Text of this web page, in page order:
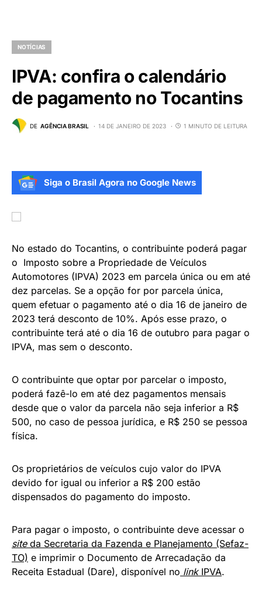
NOTÍCIAS
IPVA: confira o calendário
de pagamento no Tocantins
DE AGÊNCIA BRASIL 14 DE JANEIRO DE 2023 1 MINUTO DE LEITURA
Siga o Brasil Agora no Google News
No estado do Tocantins, o contribuinte poderá pagar
o Imposto sobre a Propriedade de Veículos
Automotores (IPVA) 2023 em parcela única ou em até
dez parcelas. Se a opção for por parcela única,
quem efetuar o pagamento até o dia 16 de janeiro de
2023 terá desconto de 10%. Após esse prazo, o
contribuinte terá até o dia 16 de outubro para pagar o
IPVA, mas sem o desconto.
O contribuinte que optar por parcelar o imposto,
poderá fazê-lo em até dez pagamentos mensais
desde que o valor da parcela não seja inferior a R$
500, no caso de pessoa jurídica, e R$ 250 se pessoa
física.
Os proprietários de veículos cujo valor do IPVA
devido for igual ou inferior a R$ 200 estão
dispensados do pagamento do imposto.
Para pagar o imposto, o contribuinte deve acessar o
siteda Secretaria da Fazenda e Planejamento (Sefaz-
TO) e imprimir o Documento de Arrecadação da
Receita Estadual (Dare), disponível no linkIPVA.